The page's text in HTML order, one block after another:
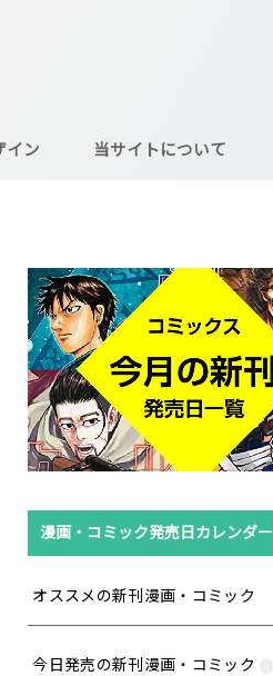
イン 当サイトについて
漫画・コミック発売日カレンダー
オススメの新刊漫画・コミック
今日発売の新刊漫画・コミック